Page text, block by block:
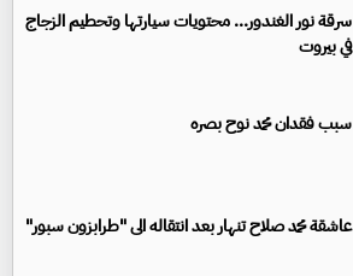
سرقة نور الغندور... محتويات سيارتها وتحطيم الزجاج
في بيروت
سبب فقدان محمد نوح بصره
عاشقة محمد صلاح تنهار بعد انتقاله الى "طرابزون سبور"